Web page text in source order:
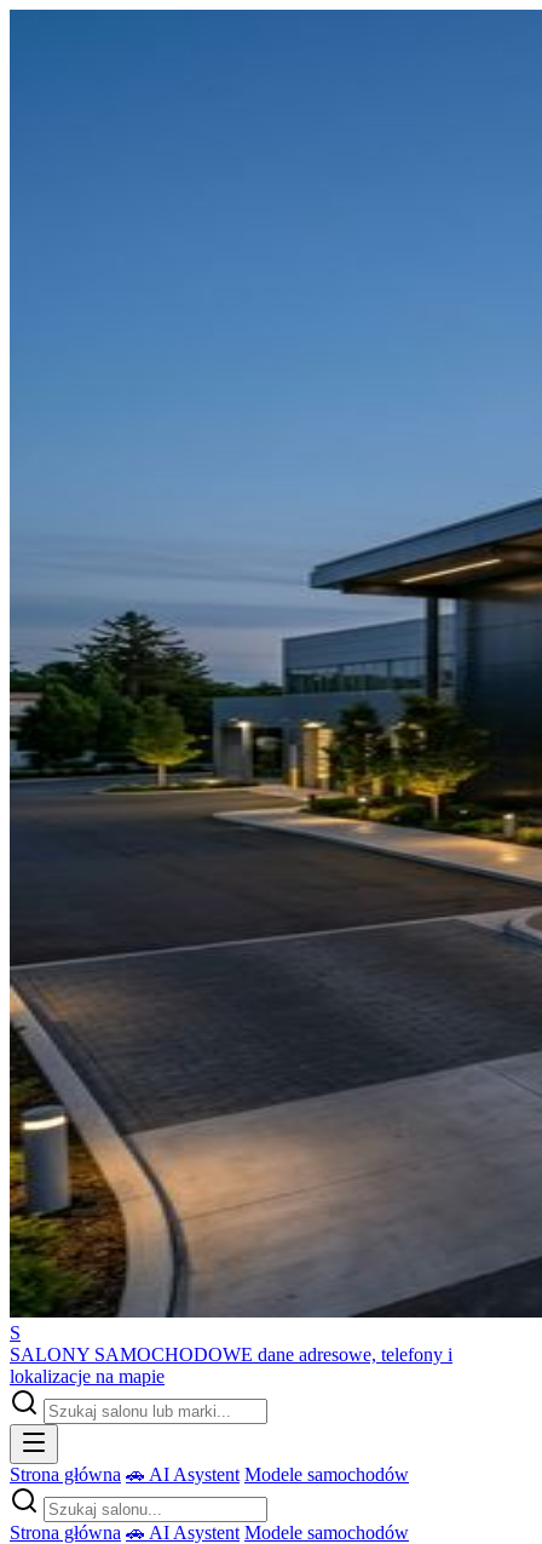
S
SALONY SAMOCHODOWE dane adresowe, telefony i
lokalizacje na mapie
Strona główna 🚗 AI Asystent Modele samochodów
Strona główna 🚗 AI Asystent Modele samochodów